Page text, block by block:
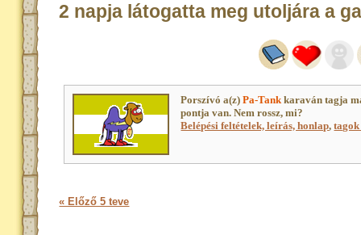
2 napja látogatta meg utoljára a
Porszívó a(z)Pa-Tankkaraván tagja
pontja van. Nem rossz, mi?
Belépési feltételek, leírás, honlap,
« Előző 5 teve